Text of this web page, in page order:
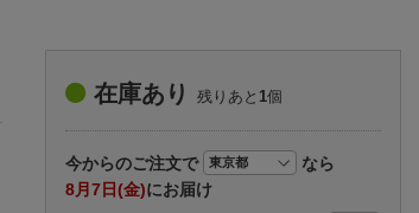
楽天チケット
エンタメニュース
推し楽
在庫あり 残りあと 1個
今からのご注文で
なら
8月7日(金)にお届け